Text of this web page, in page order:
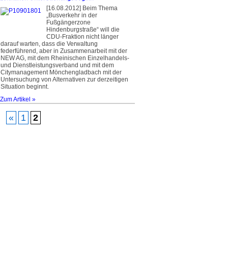
[16.08.2012] Beim Thema
„Busverkehr in der
Fußgängerzone
Hindenburgstraße“ will die
CDU-Fraktion nicht länger
darauf warten, dass die Verwaltung
federführend, aber in Zusammenarbeit mit der
NEW AG, mit dem Rheinischen Einzelhandels-
und Dienstleistungsverband und mit dem
Citymanagement Mönchengladbach mit der
Untersuchung von Alternativen zur derzeitigen
Situation beginnt.
Zum Artikel »
« 1 2